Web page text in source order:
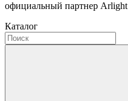
официальный партнер Arlight
Каталог